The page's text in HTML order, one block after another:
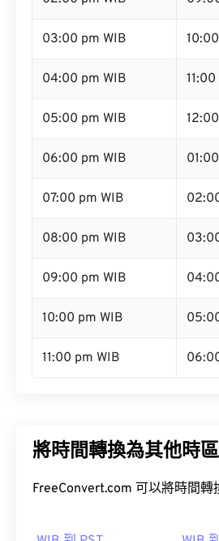
03:00 pm WIB
04:00 pm WIB
05:00 pm WIB
06:00 pm WIB
07:00 pm WIB
08:00 pm WIB
09:00 pm WIB
10:00 pm WIB
11:00 pm WIB
將時間轉換為其他時區
FreeConvert.com 可以將時間轉